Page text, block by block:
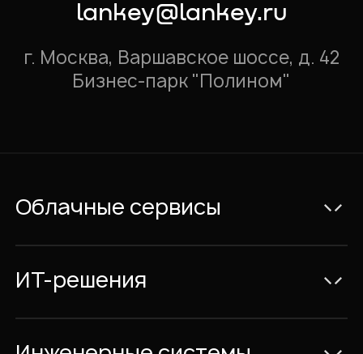
г. Москва, Варшавское шоссе, д. 42
Бизнес-парк "Полином"
lankey@lankey.ru
Облачные сервисы
Видеоконференции и IP-телефония
ИТ-решения
ИТ-Проекты